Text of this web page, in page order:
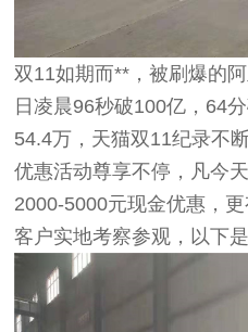
双11如期而**，被刷爆的
日凌晨96秒破100亿，64
54.4万，天猫双11纪录不
优惠活动尊享不停，凡今
2000-5000元现金优惠，
客户实地考察参观，以下